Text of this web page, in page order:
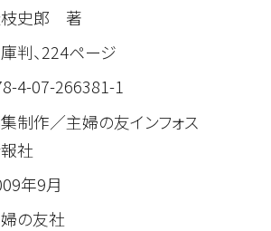
史郎 著
判、224ページ
4-07-266381-1
制作／主婦の友インフォス
社
年9月
の友社